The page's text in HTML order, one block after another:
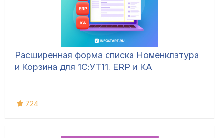
Расширенная форма списка Номенклатура
и Корзина для 1С:УТ11, ERP и КА
724